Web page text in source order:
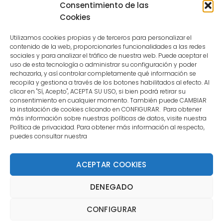
Consentimiento de las
Cookies
Utilizamos cookies propias y de terceros para personalizar el
contenido de la web, proporcionarles funcionalidades a las redes
sociales y para analizar el tráfico de nuestra web. Puede aceptar el
uso de esta tecnología o administrar su configuración y poder
rechazarla, y así controlar completamente qué información se
recopila y gestiona a través de los botones habilitados al efecto. Al
clicar en "Sí, Acepto", ACEPTA SU USO, si bien podrá retirar su
consentimiento en cualquier momento. También puede CAMBIAR
la instalación de cookies clicando en CONFIGURAR. Para obtener
más información sobre nuestras políticas de datos, visite nuestra
Política de privacidad. Para obtener más información al respecto,
puedes consultar nuestra
ACEPTAR COOKIES
DENEGADO
CONFIGURAR
CONTACTO
MENÚ PRINCIPAL
MI CUENTA
DOCUMENTACIÓN
reservados. | La Mejor Tienda de Dardos y Dianas de